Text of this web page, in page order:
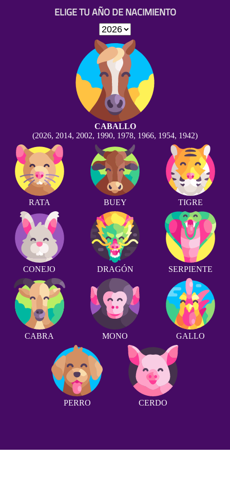
ELIGE TU AÑO DE NACIMIENTO
CABALLO
(2026, 2014, 2002, 1990, 1978, 1966, 1954, 1942)
RATA BUEY TIGRE
CONEJO DRAGÓN SERPIENTE
CABRA MONO GALLO
PERRO CERDO